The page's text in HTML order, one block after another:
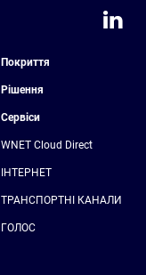
Покриття
Рішення
Сервіси
WNET Cloud Direct
ІНТЕРНЕТ
ТРАНСПОРТНІ КАНАЛИ
ГОЛОС